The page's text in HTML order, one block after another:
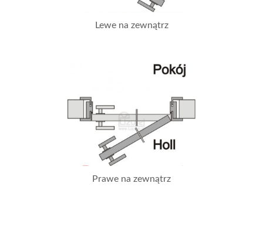
Lewe na zewnątrz
Prawe na zewnątrz